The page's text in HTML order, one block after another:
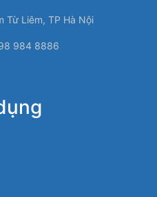
Từ Liêm, TP Hà Nội
984 8886